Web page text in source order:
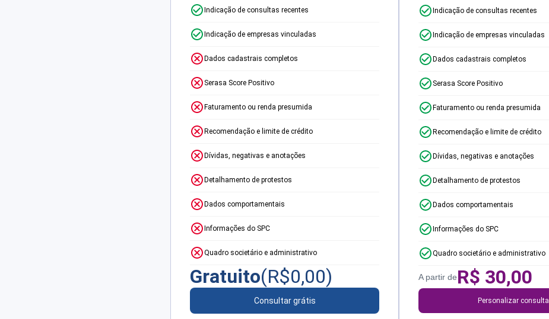
Indicação de consultas recentes
Indicação de empresas vinculadas
Dados cadastrais completos
Serasa Score Positivo
Faturamento ou renda presumida
Recomendação e limite de crédito
Dívidas, negativas e anotações
Detalhamento de protestos
Dados comportamentais
Informações do SPC
Quadro societário e administrativo
Gratuito(R$0,00)
Consultar grátis
Indicação de consultas recentes
Indicação de empresas vinculadas
Dados cadastrais completos
Serasa Score Positivo
Faturamento ou renda presumida
Recomendação e limite de crédito
Dívidas, negativas e anotações
Detalhamento de protestos
Dados comportamentais
Informações do SPC
Quadro societário e administrativo
A partir deR$ 30,00
Personalizar consulta